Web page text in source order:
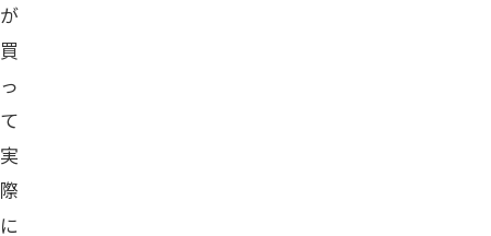
が
買
っ
て
実
際
に